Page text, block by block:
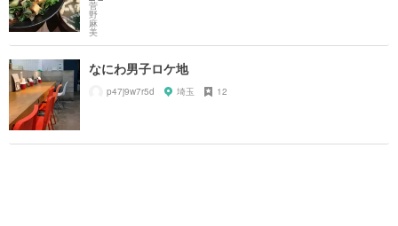
なにわ男子ロケ地
p47j9w7r5d 埼玉 12